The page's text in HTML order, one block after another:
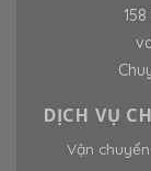
DỊCH VỤ
Vận